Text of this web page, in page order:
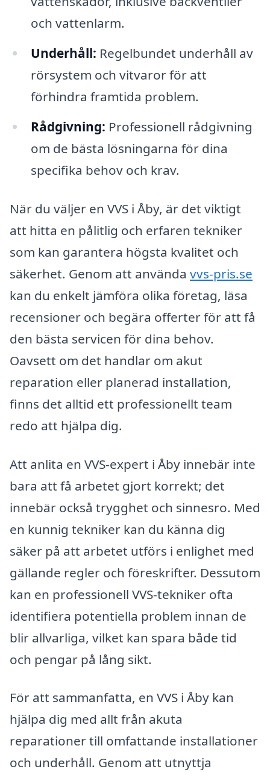
och vattenlarm.
Underhåll: Regelbundet underhåll av
rörsystem och vitvaror för att
förhindra framtida problem.
Rådgivning: Professionell rådgivning
om de bästa lösningarna för dina
specifika behov och krav.
När du väljer en VVS i Åby, är det viktigt
att hitta en pålitlig och erfaren tekniker
som kan garantera högsta kvalitet och
säkerhet. Genom att använda vvs-pris.se
kan du enkelt jämföra olika företag, läsa
recensioner och begära offerter för att få
den bästa servicen för dina behov.
Oavsett om det handlar om akut
reparation eller planerad installation,
finns det alltid ett professionellt team
redo att hjälpa dig.
Att anlita en VVS-expert i Åby innebär inte
bara att få arbetet gjort korrekt; det
innebär också trygghet och sinnesro. Med
en kunnig tekniker kan du känna dig
säker på att arbetet utförs i enlighet med
gällande regler och föreskrifter. Dessutom
kan en professionell VVS-tekniker ofta
identifiera potentiella problem innan de
blir allvarliga, vilket kan spara både tid
och pengar på lång sikt.
För att sammanfatta, en VVS i Åby kan
hjälpa dig med allt från akuta
reparationer till omfattande installationer
och underhåll. Genom att utnyttja